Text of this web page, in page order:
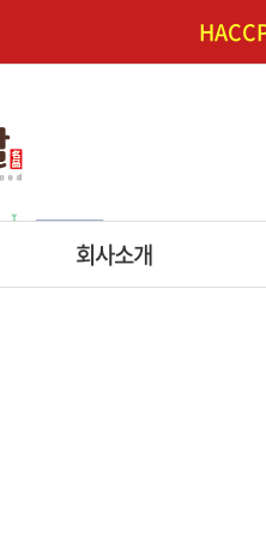
회사소개